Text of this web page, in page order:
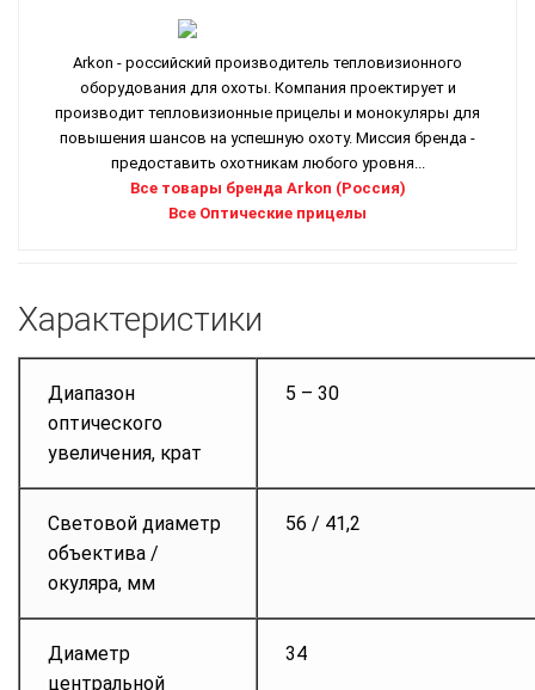
Arkon - российский производитель тепловизионного
оборудования для охоты. Компания проектирует и
производит тепловизионные прицелы и монокуляры для
повышения шансов на успешную охоту. Миссия бренда -
предоставить охотникам любого уровня...
Все товары бренда Arkon (Россия)
Все Оптические прицелы
Характеристики
Диапазон
оптического
увеличения, крат
5 – 30
Световой диаметр
объектива /
окуляра, мм
56 / 41,2
Диаметр
центральной
34